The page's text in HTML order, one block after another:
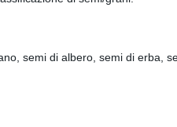
semi di albero, semi di erba,